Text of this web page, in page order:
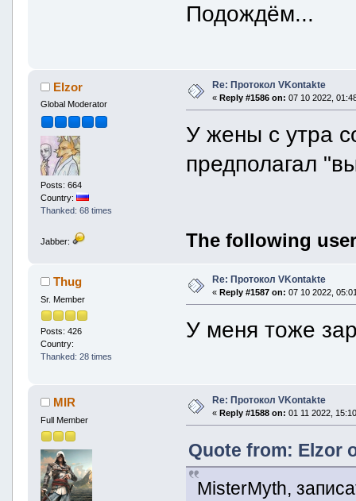
Подождём...
Elzor
Global Moderator
Posts: 664
Country:
Thanked: 68 times
Jabber:
Re: Протокол VKontakte
« Reply #1586 on: 07 10 2022,
У жены с утра
предполагал
The following
Thug
Sr. Member
Posts: 426
Country:
Thanked: 28 times
Re: Протокол VKontakte
« Reply #1587 on: 07 10 2022,
У меня тоже
MIR
Full Member
Re: Протокол VKontakte
« Reply #1588 on: 01 11 2022,
Quote from: Elzor
MisterMyth,